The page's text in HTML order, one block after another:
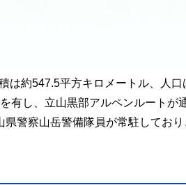
は約547.5平方キロメートル、人
有し、立山黒部アルペンルートが
警察山岳警備隊員が常駐してお